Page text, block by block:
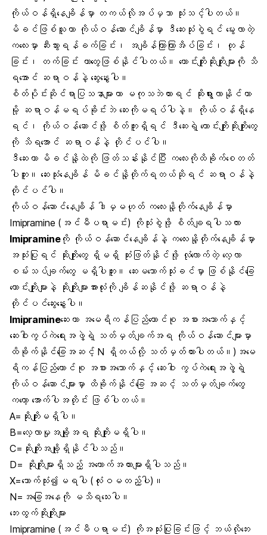
ကိုယ်ဝန်ရှိနေချိန်မှာ တကယ်လိုအပ်မှသာ သုံးသင့်ပါတယ်။
မိခင်ဖြစ်သူဟာ ကိုယ်ဝန်ဆောင်ချိန်မှာ ဒီဆေးသုံးစွဲရင် မွေးလာတဲ့
ကလေးမှာ ဆီးသွားရန်ခက်ခြင်း၊ အချိန်ကြာကြာအိပ်ခြင်း၊ တုန်
ခြင်း၊ တက်ခြင်း တာတွေဖြစ်နိုင်ပါတယ်။ ကောင်းကျိုးဆိုးကျိုးများကို သိ
ရအောင် ဆရာဝန်နဲ့ ဆွေးနွေးပါ။
စိတ်ပိုင်းဆိုင်ရာပြသနာများဟာ မကုသဘဲထားရင် ဆိုးရွားလာနိုင်တာ
မို့ ဆရာဝန်မရပ်ခိုင်းဘဲ ဆေးကိုမရပ်ပါနဲ့။ ကိုယ်ဝန်ရှိနေ
ရင်၊ ကိုယ်ဝန်ဆောင်ဖို့ စိတ်ကူးရှိရင် ဒီဆေးရဲ့ ကောင်းကျိုးဆိုးကျိုးတွေ
ကို သိရအောင် ဆရာဝန်နဲ့ တိုင်ပင်ပါ။
ဒီဆေးဟာ မိခင်နို့ထဲကို ဖြတ်သန်းနိုင်ပြီး ကလေးကိုထိခိုက်စေတတ်
ပါဘူး။ ဆေးသုံးနေချိန် မိခင်နို့တိုက်ရတယ်ဆိုရင် ဆရာဝန်နဲ့
တိုင်ပင်ပါ။
ကိုယ်ဝန်ဆောင်နေချိန် ဒါမှမဟုတ် ကလေးနို့တိုက်နေချိန်မှာ
Imipramine (အင်မီပရာမင်း) ကိုသုံးစွဲဖို့ စိတ်ချရပါသလား
Imipramineကို ကိုယ်ဝန်ဆောင်နေချိန်နဲ့ ကလေးနို့တိုက်နေချိန်မှာ
အသုံးပြုရင် ဆိုးကျိုးတွေ ရှိမရှိ ဆုံးဖြတ်နိုင်ဖို့ လုံလောက်တဲ့ လေ့လာ
စမ်းသပ်ချက်တွေ မရှိပါဘူး။ ဆေးမသောက်သုံးခင်မှာ ဖြစ်နိုင်ခြေ
ကောင်းကျိုးများနဲ့ ဆိုးကျိုးများအားလုံးကို ချိန်ဆနိုင်ဖို့ ဆရာဝန်နဲ့
တိုင်ပင်ဆွေးနွေးပါ။
Imipramineဆေးဟာ အမေရိကန်ပြည်ထောင်စု အစားအသောက်နှင့်
ဆေးဝါးကွပ်ကဲရေးအဖွဲ့ရဲ့ သတ်မှတ်ချက်အရ ကိုယ်ဝန်ဆောင်များမှာ
ထိခိုက်နိုင်ခြေအဆင့် N ရှိတယ်လို့ သတ်မှတ်ထားပါတယ်။)အမေ
ရိကန်ပြည်ထောင်စု အစားအသောက်နှင့် ဆေးဝါး ကွပ်ကဲရေးအဖွဲ့ရဲ့
ကိုယ်ဝန်ဆောင်များမှာ ထိခိုက်နိုင်ခြေ အဆင့် သတ်မှတ်ချက်တွေ
ကတော့ အောက်ပါအတိုင်း ဖြစ်ပါတယ်။
A=ဆိုးကျိုးမရှိပါ။
B=လေ့လာမှုအချို့အရ ဆိုးကျိုးမရှိပါ။
C=ဆိုးကျိုးအချို့ရှိနိုင်ပါသည်။
D= ဆိုးကျိုးများရှိသည့် အထောက်အထားများရှိပါသည်။
X=သောက်သုံး၍မရပါ (လုံးဝမတည့်ပါ)။
N=အခြေအနေကို မသိရသေးပါ။
ဘေးထွက်ဆိုးကျိုးများ
Imipramine (အင်မီပရာမင်း) ကိုအသုံးပြုခြင်းဖြင့် ဘယ်လိုဘေး